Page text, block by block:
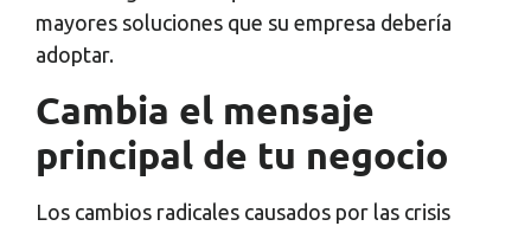
mayores soluciones que su empresa debería
adoptar.
Cambia el mensaje
principal de tu negocio
Los cambios radicales causados ​​por las crisis